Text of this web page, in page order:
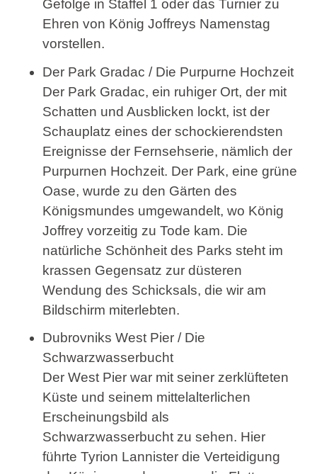
Gefolge in Staffel 1 oder das Turnier zu
Ehren von König Joffreys Namenstag
vorstellen.
Der Park Gradac / Die Purpurne Hochzeit
Der Park Gradac, ein ruhiger Ort, der mit
Schatten und Ausblicken lockt, ist der
Schauplatz eines der schockierendsten
Ereignisse der Fernsehserie, nämlich der
Purpurnen Hochzeit. Der Park, eine grüne
Oase, wurde zu den Gärten des
Königsmundes umgewandelt, wo König
Joffrey vorzeitig zu Tode kam. Die
natürliche Schönheit des Parks steht im
krassen Gegensatz zur düsteren
Wendung des Schicksals, die wir am
Bildschirm miterlebten.
Dubrovniks West Pier / Die
Schwarzwasserbucht
Der West Pier war mit seiner zerklüfteten
Küste und seinem mittelalterlichen
Erscheinungsbild als
Schwarzwasserbucht zu sehen. Hier
führte Tyrion Lannister die Verteidigung